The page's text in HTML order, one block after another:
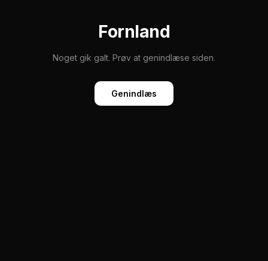
Fornland
Noget gik galt. Prøv at genindlæse siden.
Genindlæs